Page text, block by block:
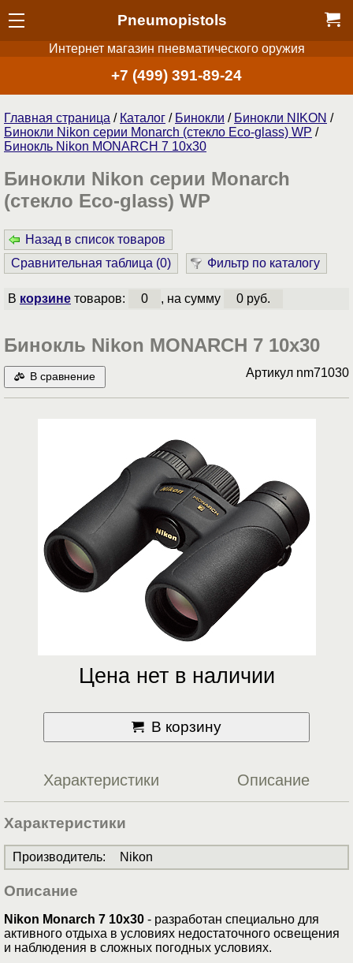
Pneumopistols
Интернет магазин пневматического оружия
+7 (499) 391-89-24
Главная страница / Каталог / Бинокли / Бинокли NIKON /
Бинокли Nikon серии Monarch (стекло Eco-glass) WP /
Бинокль Nikon MONARCH 7 10x30
Бинокли Nikon серии Monarch
(стекло Eco-glass) WP
Назад в список товаров
Сравнительная таблица (0) Фильтр по каталогу
В корзинетоваров: 0 , на сумму 0 руб.
Бинокль Nikon MONARCH 7 10x30
В сравнение Артикул nm71030
Цена нет в наличии
В корзину
Характеристики Описание
Характеристики
Производитель: Nikon
Описание
Nikon Monarch 7 10x30 - разработан специально для
активного отдыха в условиях недостаточного освещения
и наблюдения в сложных погодных условиях.